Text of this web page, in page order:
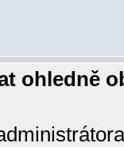
ohledně